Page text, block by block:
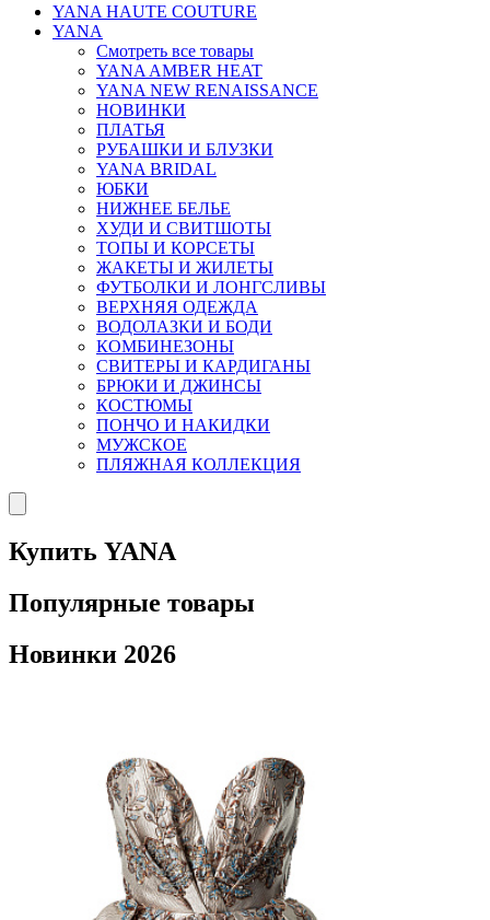
YANA HAUTE COUTURE
YANA
Смотреть все товары
YANA AMBER HEAT
YANA NEW RENAISSANCE
НОВИНКИ
ПЛАТЬЯ
РУБАШКИ И БЛУЗКИ
YANA BRIDAL
ЮБКИ
НИЖНЕЕ БЕЛЬЕ
ХУДИ И СВИТШОТЫ
ТОПЫ И КОРСЕТЫ
ЖАКЕТЫ И ЖИЛЕТЫ
ФУТБОЛКИ И ЛОНГСЛИВЫ
ВЕРХНЯЯ ОДЕЖДА
ВОДОЛАЗКИ И БОДИ
КОМБИНЕЗОНЫ
СВИТЕРЫ И КАРДИГАНЫ
БРЮКИ И ДЖИНСЫ
КОСТЮМЫ
ПОНЧО И НАКИДКИ
МУЖСКОЕ
ПЛЯЖНАЯ КОЛЛЕКЦИЯ
Купить YANA
Популярные товары
Новинки 2026